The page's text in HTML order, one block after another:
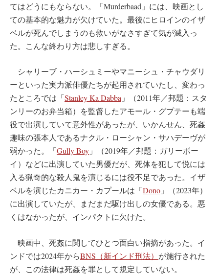
てはどうにもならない。「Murderbaad」には、映画とし
ての基本的な魅力が欠けていた。最後にヒロインのイザ
ベルが死んでしまうのも救いがなさすぎて気が滅入っ
た。こんな終わり方は悲しすぎる。
シャリーブ・ハーシュミーやマニーシュ・チャウダリ
ーといった実力派俳優たちが起用されていたし、変わっ
たところでは「Stanley Ka Dabba 」（2011年／邦題：スタ
ンリーのお弁当箱）を監督したアモール・グプテーも端
役で出演していて意外性があったが、いかんせん、死姦
趣味の張本人であるナクル・ローシャン・サハデーヴが
弱かった。「Gully Boy 」（2019年／邦題：ガリーボー
イ）などに出演していた男優だが、死体を犯して悦には
入る猟奇的な殺人鬼を演じるには役不足であった。イザ
ベルを演じたカニカー・カプールは「Dono 」（2023年）
に出演していたが、まだまだ駆け出しの女優である。悪
くはなかったが、インパクトに欠けた。
映画中、死姦に関してひとつ面白い指摘があった。イ
ンドでは2024年からBNS（新インド刑法） が施行された
が、この法律は死姦を罪として規定していない。